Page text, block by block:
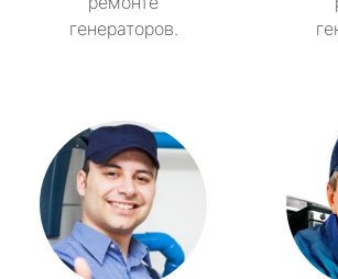
генераторов.